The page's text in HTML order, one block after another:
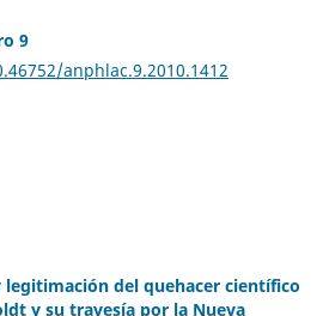
9
anphlac.9.2010.1412
del quehacer científico
y su travesía por la Nueva